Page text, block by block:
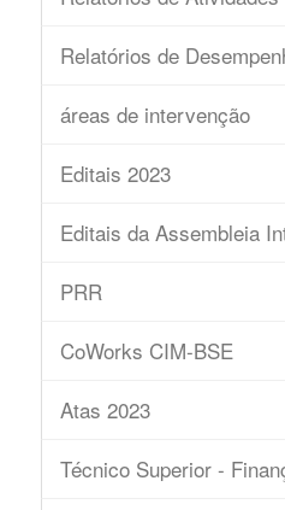
Relatórios de
áreas de intervenção
Editais 2023
Editais da Assembleia
PRR
CoWorks CIM-BSE
Atas 2023
Técnico Superior -